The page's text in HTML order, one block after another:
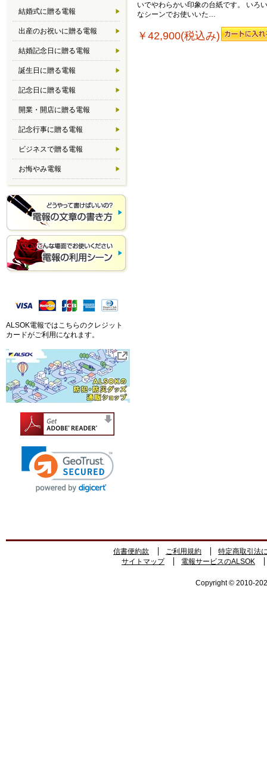
いでやわらかい印象の台紙です。 いろ
なシーンでお使いいた…
￥42,900(税込み)
結婚式に贈る電報
出産のお祝いに贈る電報
結婚記念日に贈る電報
誕生日に贈る電報
記念日に贈る電報
開業・開店に贈る電報
記念行事に贈る電報
ビジネスで贈る電報
お悔やみ電報
ALSOK電報ではこちらのクレジット
カードがご利用になれます。
信書便約款 ご利用規約
特定商取引法
サイトマップ
電報サービスのALSOK
Copyright © 2010-